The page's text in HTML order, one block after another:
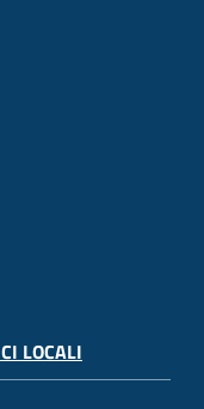
LOCALI